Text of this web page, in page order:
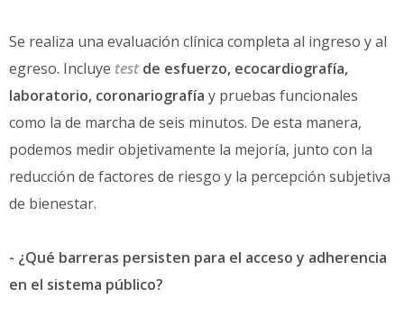
Se realiza una evaluación clínica completa al ingreso y al
egreso. Incluye test de esfuerzo, ecocardiografía,
laboratorio, coronariografía y pruebas funcionales
como la de marcha de seis minutos. De esta manera,
podemos medir objetivamente la mejoría, junto con la
reducción de factores de riesgo y la percepción subjetiva
de bienestar.
- ¿Qué barreras persisten para el acceso y adherencia
en el sistema público?